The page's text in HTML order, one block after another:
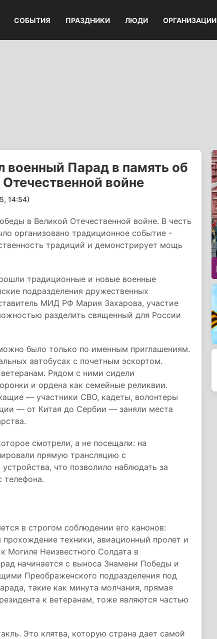
СОБЫТИЯ ПРАЗДНИКИ ЛЮДИ ОРГАНИЗАЦИИ
Парад в память об
войне
14:54)
в Великой Отечественной войне. В честь
организовано традиционное событие -
традиций и демонстрирует мощь
традиционные и новые военные
подразделения дружественных
МИД РФ Мария Захарова, участие
разделить священный для России
было только по именным приглашениям.
автобусах с почетным эскортом.
Рядом с ними сидели
и ордена как семейные реликвии.
— участники СВО, кадеты, волонтеры
— от Китая до Сербии — заняли места
смотрели, а не посещали: на
прямую трансляцию с
что позволило наблюдать за
телефона.
в строгом соблюдении его канонов:
техники, авиационный пролет и
Могиле Неизвестного Солдата в
начинается с выноса Знамени Победы и
Преображенского подразделения под
такие как минута молчания, прямая
к ветеранам, тоже являются частью
Это клятва, которую страна дает самой